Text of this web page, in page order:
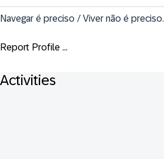
Navegar é preciso / Viver não é preciso.
Report Profile ...
Activities